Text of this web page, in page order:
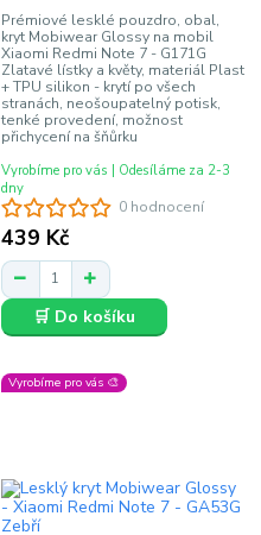
0 hodnocení
Prémiové lesklé pouzdro, obal,
kryt Mobiwear Glossy na mobil
Xiaomi Redmi Note 7 - G171G
Zlatavé lístky a květy, materiál Plast
+ TPU silikon - krytí po všech
stranách, neošoupatelný potisk,
tenké provedení, možnost
přichycení na šňůrku
439 Kč
Vyrobíme pro vás | Odesíláme za 2-3
dny
🛒 Do košíku
Vyrobíme pro vás 🎨